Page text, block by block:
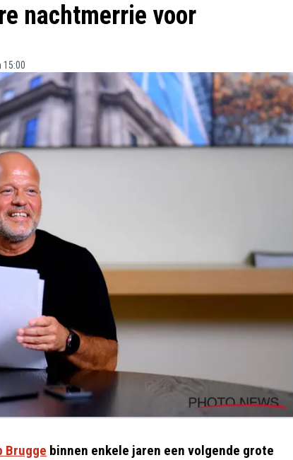
nachtmerrie voor
15:00
Brugge binnen enkele jaren een volgende grote